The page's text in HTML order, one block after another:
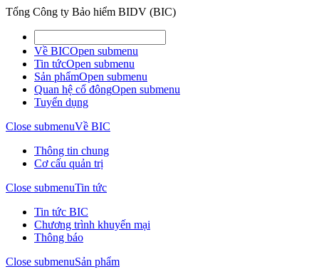
Tổng Công ty Bảo hiểm BIDV (BIC)
Về BICOpen submenu
Tin tứcOpen submenu
Sản phẩmOpen submenu
Quan hệ cổ đôngOpen submenu
Tuyển dụng
Close submenuVề BIC
Thông tin chung
Cơ cấu quản trị
Close submenuTin tức
Tin tức BIC
Chương trình khuyến mại
Thông báo
Close submenuSản phẩm